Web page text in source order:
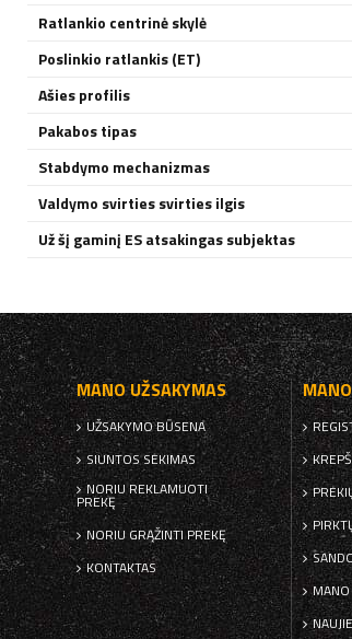
Ratlankio centrinė skylė
Poslinkio ratlankis (ET)
Ašies profilis
Pakabos tipas
Stabdymo mechanizmas
Valdymo svirties svirties ilgis
Už šį gaminį ES atsakingas subjektas
MANO UŽSAKYMAS
UŽSAKYMO BŪSENA
SIUNTOS SEKIMAS
NORIU REKLAMUOTI
PREKĘ
NORIU GRĄŽINTI PREKĘ
KONTAKTAS